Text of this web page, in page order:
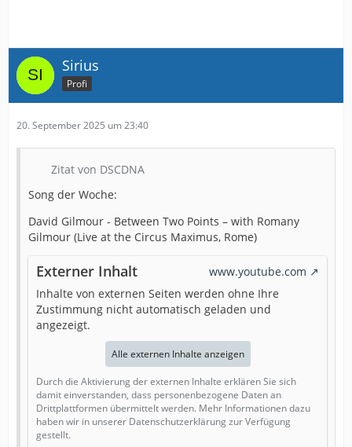
Sirius
Profi
20. September 2025 um 23:40
Zitat von DSCDNA
Song der Woche:
David Gilmour - Between Two Points – with Romany
Gilmour (Live at the Circus Maximus, Rome)
Externer Inhalt
www.youtube.com
Inhalte von externen Seiten werden ohne Ihre
Zustimmung nicht automatisch geladen und
angezeigt.
Alle externen Inhalte anzeigen
Durch die Aktivierung der externen Inhalte erklären Sie sich
damit einverstanden, dass personenbezogene Daten an
Drittplattformen übermittelt werden. Mehr Informationen dazu
haben wir in unserer Datenschutzerklärung zur Verfügung
gestellt.